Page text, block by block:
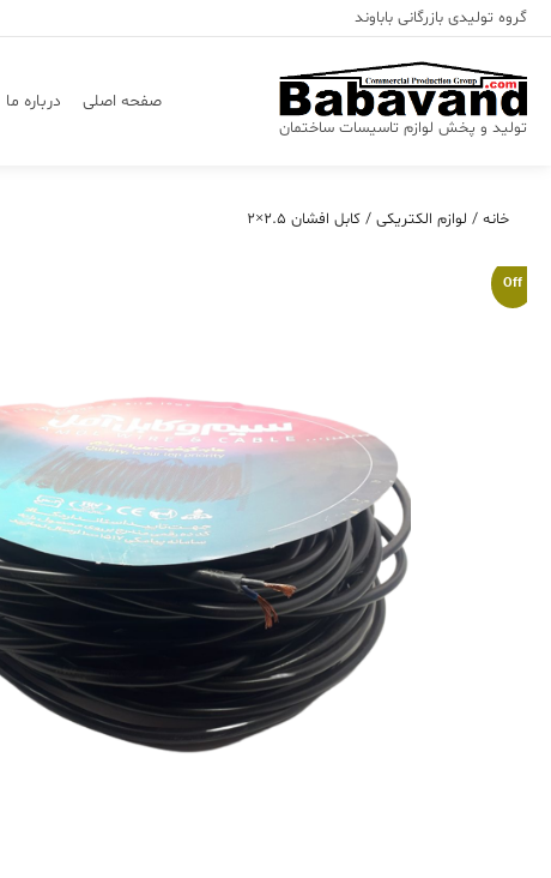
Skip
to
گروه تولیدی بازرگانی باباوند
تولید و پخش لوازم تاسیسات ساختمان
صفحه اصلی درباره ما
خانه / لوازم الکتریکی / کابل افشان ۲.۵×۲
Off